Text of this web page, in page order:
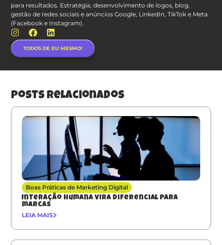
para resultados. Estratégia, desenvolvimento de logos, blog,
gestão de redes sociais e anúncios Google, LinkedIn, TikTok e Meta
(Facebook e Instagram).
TODOS DE EU MESMO!
posts relacionados
Boas Práticas de Marketing Digital
Interação humana vira diferencial para
marcas
LEIA MAIS